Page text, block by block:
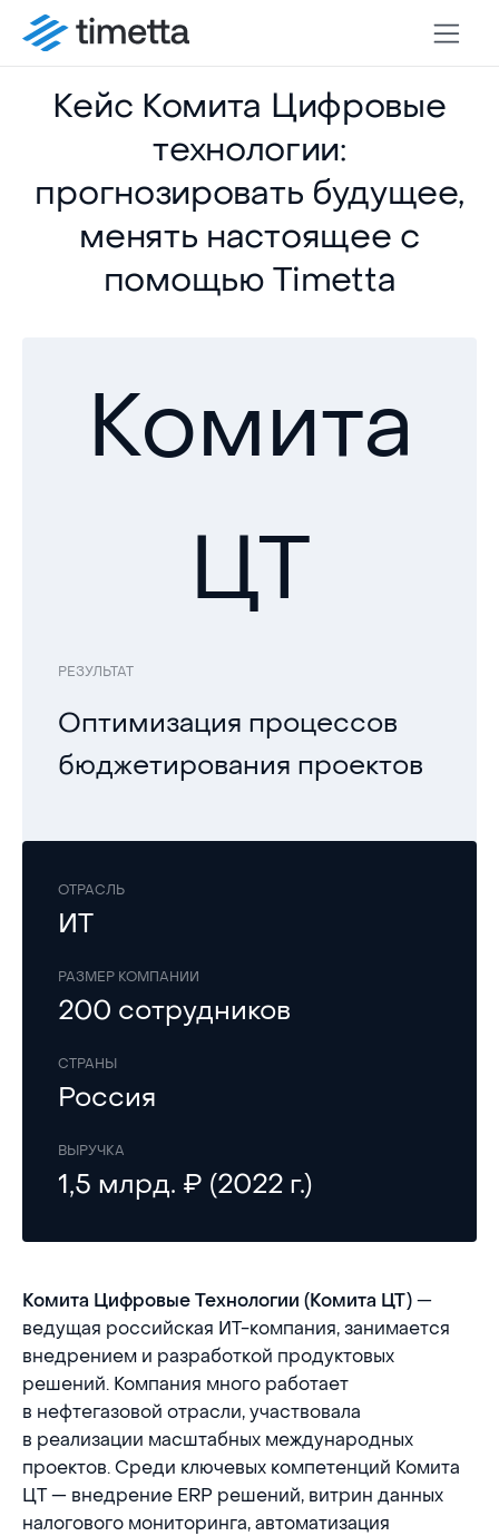
Кейс Комита Цифровые
технологии:
прогнозировать будущее,
менять настоящее с
помощью Timetta
Комита
ЦТ
РЕЗУЛЬТАТ
Оптимизация процессов
бюджетирования проектов
ОТРАСЛЬ
ИТ
РАЗМЕР КОМПАНИИ
200 сотрудников
СТРАНЫ
Россия
ВЫРУЧКА
1,5 млрд. ₽ (2022 г.)
Комита Цифровые Технологии (Комита ЦТ) —
ведущая российская ИТ-компания, занимается
внедрением и разработкой продуктовых
решений. Компания много работает
в нефтегазовой отрасли, участвовала
в реализации масштабных международных
проектов. Среди ключевых компетенций Комита
ЦТ — внедрение ERP решений, витрин данных
налогового мониторинга, автоматизация